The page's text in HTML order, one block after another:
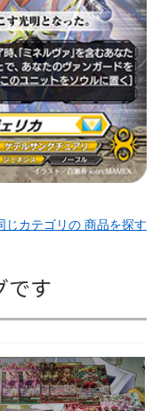
じカテゴリの 商品を探す
です